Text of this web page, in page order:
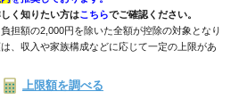
く知りたい方はこちらでご確認ください。
担額の2,000円を除いた全額が控除の対象となり
、収入や家族構成などに応じて一定の上限があ
上限額を調べる